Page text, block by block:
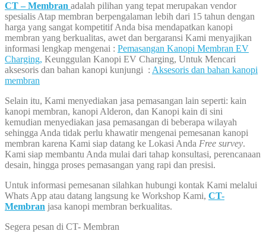
CT – Membran adalah pilihan yang tepat merupakan vendor
spesialis Atap membran berpengalaman lebih dari 15 tahun dengan
harga yang sangat kompetitif Anda bisa mendapatkan kanopi
membran yang berkualitas, awet dan bergaransi Kami menyajikan
informasi lengkap mengenai : Pemasangan Kanopi Membran EV
Charging, Keunggulan Kanopi EV Charging, Untuk Mencari
aksesoris dan bahan kanopi kunjungi : Aksesoris dan bahan kanopi
membran
Selain itu, Kami menyediakan jasa pemasangan lain seperti: kain
kanopi membran, kanopi Alderon, dan Kanopi kain di sini
kemudian menyediakan jasa pemasangan di beberapa wilayah
sehingga Anda tidak perlu khawatir mengenai pemesanan kanopi
membran karena Kami siap datang ke Lokasi Anda Free survey.
Kami siap membantu Anda mulai dari tahap konsultasi, perencanaan
desain, hingga proses pemasangan yang rapi dan presisi.
Untuk informasi pemesanan silahkan hubungi kontak Kami melalui
Whats App atau datang langsung ke Workshop Kami, CT-
Membran jasa kanopi membran berkualitas.
Segera pesan di CT- Membran